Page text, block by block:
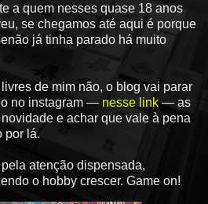
a quem nesses quase 18 anos
se chegamos até aqui é porque
já tinha parado há muito
de mim não, o blog vai parar
no instagram — nesse link — as
e achar que vale à pena
por lá.
atenção dispensada,
o hobby crescer. Game on!